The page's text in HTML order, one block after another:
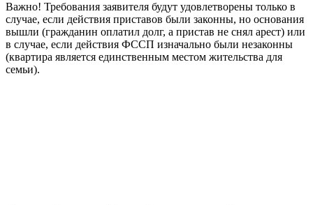
Важно! Требования заявителя будут удовлетворены только в
случае, если действия приставов были законны, но основания
вышли (гражданин оплатил долг, а пристав не снял арест) или
в случае, если действия ФССП изначально были незаконны
(квартира является единственным местом жительства для
семьи).